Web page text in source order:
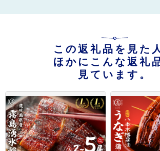
この返礼品を見た
ほかにこんな返礼
見ています。